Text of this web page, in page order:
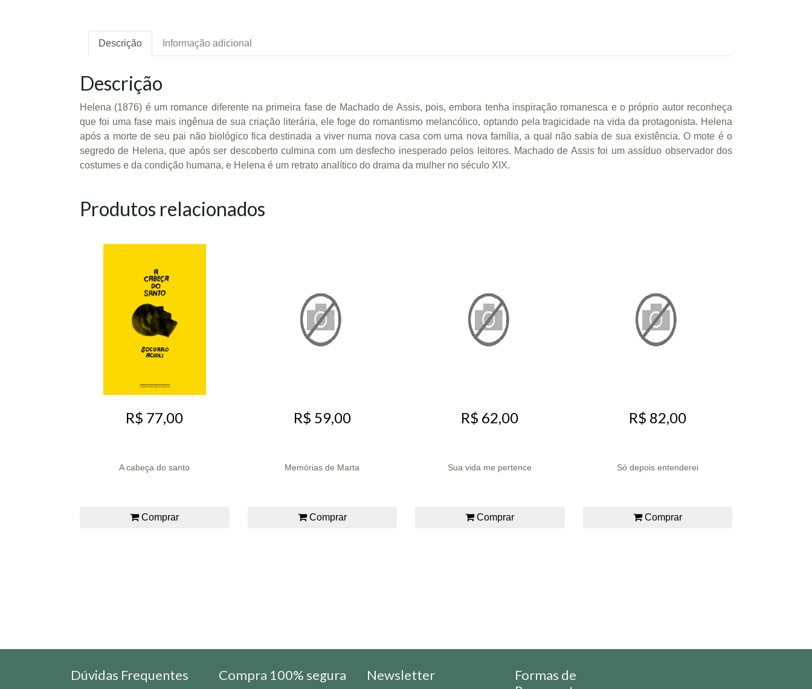
Descrição Informação adicional
Descrição
Helena (1876) é um romance diferente na primeira fase de Machado de Assis, pois, embora tenha inspiração romanesca e o próprio autor reconheça
que foi uma fase mais ingênua de sua criação literária, ele foge do romantismo melancólico, optando pela tragicidade na vida da protagonista. Helena
após a morte de seu pai não biológico fica destinada a viver numa nova casa com uma nova família, a qual não sabia de sua existência. O mote é o
segredo de Helena, que após ser descoberto culmina com um desfecho inesperado pelos leitores. Machado de Assis foi um assíduo observador dos
costumes e da condição humana, e Helena é um retrato analítico do drama da mulher no século XIX.
Produtos relacionados
R$ 77,00
A cabeça do santo
Comprar
R$ 59,00
Memórias de Marta
Comprar
R$ 62,00
Sua vida me pertence
Comprar
R$ 82,00
Só depois entenderei
Comprar
Dúvidas Frequentes Compra 100% segura Newsletter
Formas de